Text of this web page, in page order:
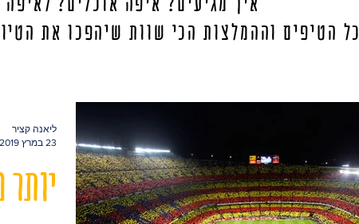
כל הטיפים וההמלצות הכי שוות שיהפכו את
ליאנה קציר
23 במרץ 2019